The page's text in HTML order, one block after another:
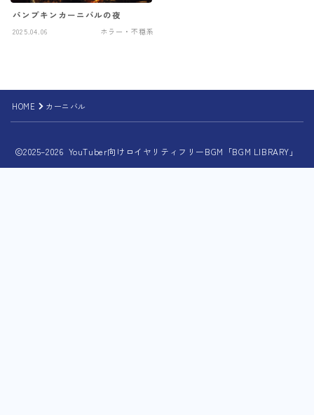
パンプキンカーニバルの夜
2025.04.06 ホラー・不穏系
HOME カーニバル
2025–2026 YouTuber向けロイヤリティフリーBGM「BGM LIBRARY」